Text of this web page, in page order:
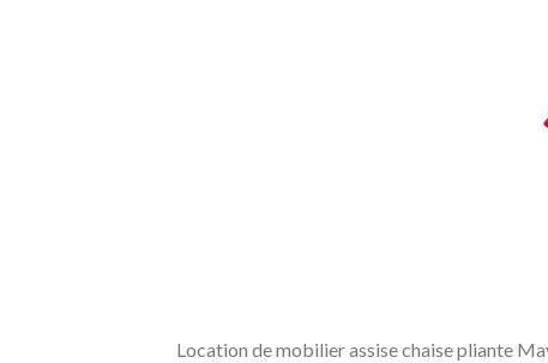
Location de mobilier assise chaise pliante